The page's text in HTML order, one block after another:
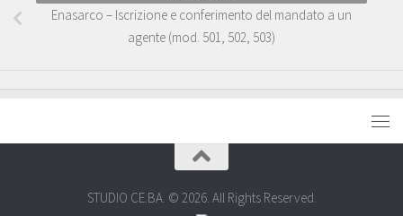
Enasarco – Iscrizione e conferimento del mandato a un
agente (mod. 501, 502, 503)
STUDIO CE.BA. © 2026. All Rights Reserved.